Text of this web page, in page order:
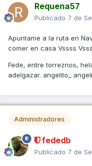
Requena57
Publicado 7 de
Apuntame a la ruta en
comer en casa Vssss
Fede, entre torreznos,
adelgazar. angelito_
Administradores
fededb
Publicado 7 de